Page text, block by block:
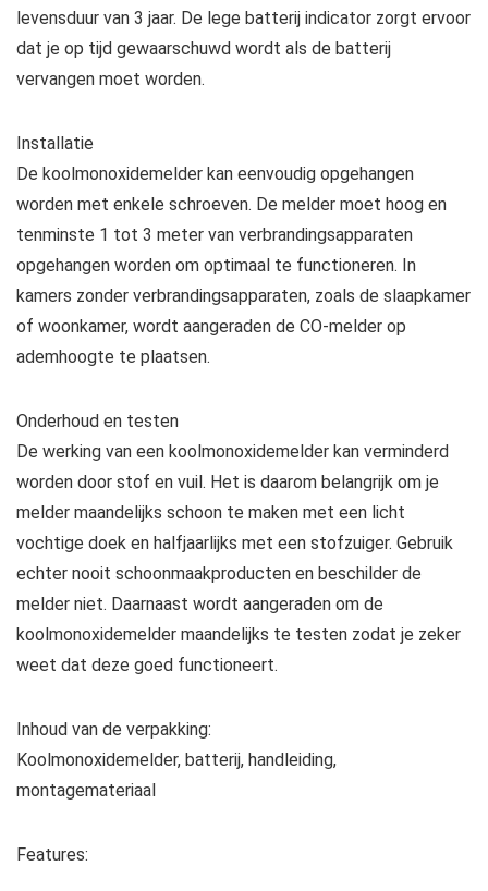
levensduur van 3 jaar. De lege batterij indicator zorgt ervoor
dat je op tijd gewaarschuwd wordt als de batterij
vervangen moet worden.
Installatie
De koolmonoxidemelder kan eenvoudig opgehangen
worden met enkele schroeven. De melder moet hoog en
tenminste 1 tot 3 meter van verbrandingsapparaten
opgehangen worden om optimaal te functioneren. In
kamers zonder verbrandingsapparaten, zoals de slaapkamer
of woonkamer, wordt aangeraden de CO-melder op
ademhoogte te plaatsen.
Onderhoud en testen
De werking van een koolmonoxidemelder kan verminderd
worden door stof en vuil. Het is daarom belangrijk om je
melder maandelijks schoon te maken met een licht
vochtige doek en halfjaarlijks met een stofzuiger. Gebruik
echter nooit schoonmaakproducten en beschilder de
melder niet. Daarnaast wordt aangeraden om de
koolmonoxidemelder maandelijks te testen zodat je zeker
weet dat deze goed functioneert.
Inhoud van de verpakking:
Koolmonoxidemelder, batterij, handleiding,
montagemateriaal
Features: